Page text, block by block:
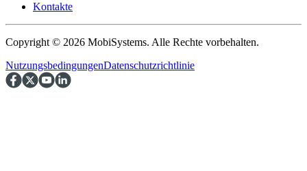
Kontakte
Copyright © 2026 MobiSystems. Alle Rechte vorbehalten.
NutzungsbedingungenDatenschutzrichtlinie